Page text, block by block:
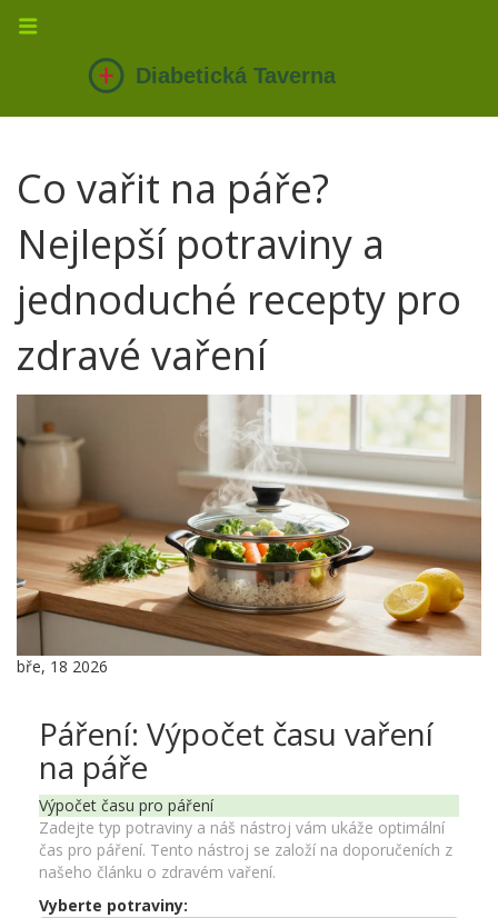
Co vařit na páře?
Nejlepší potraviny a
jednoduché recepty pro
zdravé vaření
bře, 18 2026
Páření: Výpočet času vaření
na páře
Výpočet času pro páření
Zadejte typ potraviny a náš nástroj vám ukáže optimální
čas pro páření. Tento nástroj se založí na doporučeních z
našeho článku o zdravém vaření.
Vyberte potraviny: